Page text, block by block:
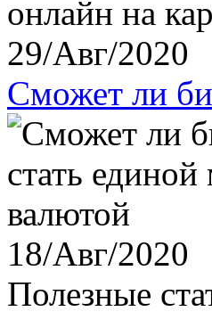
29/Авг/2020
Сможет ли
18/Авг/2020
Полезные